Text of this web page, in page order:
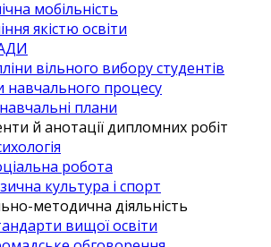
мобільність
якістю освіти
вільного вибору студентів
навчального процесу
плани
й анотації дипломних робіт
робота
культура і спорт
методична діяльність
вищої освіти